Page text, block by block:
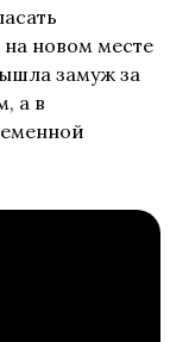
новом месте
замуж за
а в